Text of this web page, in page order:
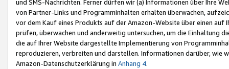
und SMS-Nachrichten. Ferner dürfen wir (a) Informationen über Ihre
von Partner-Links und Programminhalten erhalten überwachen,
vor dem Kauf eines Produkts auf der Amazon-Website über einen
prüfen, überwachen und anderweitig untersuchen, um die Einhaltung
die auf Ihrer Website dargestellte Implementierung von
reproduzieren, verbreiten und darstellen. Informationen darüber, wie
Amazon-Datenschutzerklärung in Anhang 4.